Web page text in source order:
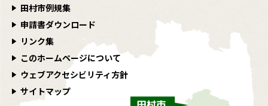
田村市例規集
申請書ダウンロード
リンク集
このホームページについて
ウェブアクセシビリティ方針
サイトマップ